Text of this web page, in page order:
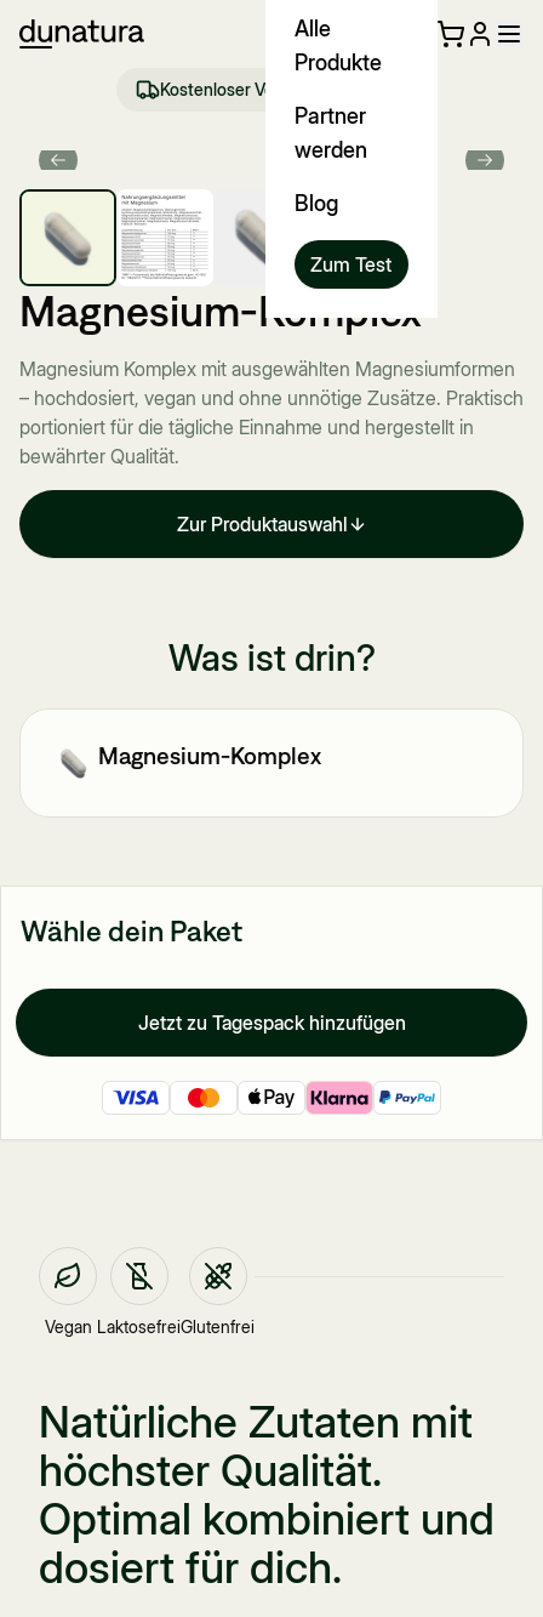
Alle
Produkte
Partner
werden
Blog
Zum Test
Kostenloser Versand ab €35 (DE)
Previous slide Next
Magnesium-Komplex
Magnesium Komplex mit ausgewählten Magnesiumformen
– hochdosiert, vegan und ohne unnötige Zusätze. Praktisch
portioniert für die tägliche Einnahme und hergestellt in
bewährter Qualität.
Zur Produktauswahl
Was ist drin?
Magnesium-Komplex
Wähle dein Paket
Jetzt zu Tagespack hinzufügen
Vegan LaktosefreiGlutenfrei
Natürliche Zutaten mit
höchster Qualität.
Optimal kombiniert und
dosiert für dich.